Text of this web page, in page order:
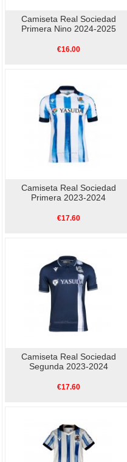
Camiseta Real Sociedad
Primera Nino 2024-2025
€16.00
Camiseta Real Sociedad
Primera 2023-2024
€17.60
Camiseta Real Sociedad
Segunda 2023-2024
€17.60